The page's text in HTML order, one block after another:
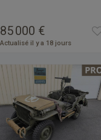
85 000 €
Actualisé il y a 18 jours